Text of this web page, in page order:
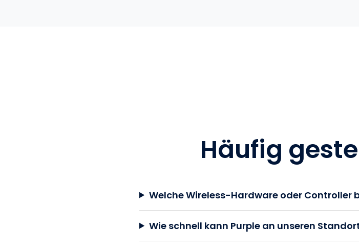
Häufig
Welche Wireless-Hardware oder Controller
Wie schnell kann Purple an unseren